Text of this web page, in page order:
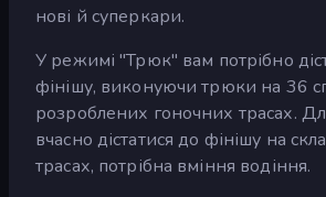
нові й суперкари.
У режимі "Трюк" вам потрібно
фінішу, виконуючи трюки на 36
розроблених гоночних трасах.
вчасно дістатися до фінішу на
трасах, потрібна вміння водіння.